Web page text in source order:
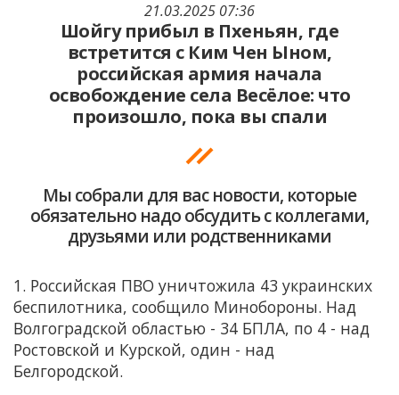
21.03.2025 07:36
Шойгу прибыл в Пхеньян, где
встретится с Ким Чен Ыном,
российская армия начала
освобождение села Весёлое: что
произошло, пока вы спали
Мы собрали для вас новости, которые
обязательно надо обсудить с коллегами,
друзьями или родственниками
1. Российская ПВО уничтожила 43 украинских
беспилотника, сообщило Минобороны. Над
Волгоградской областью - 34 БПЛА, по 4 - над
Ростовской и Курской, один - над
Белгородской.